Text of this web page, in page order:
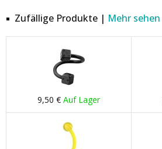
Zufällige Produkte | Mehr sehen
9,50 € Auf Lager